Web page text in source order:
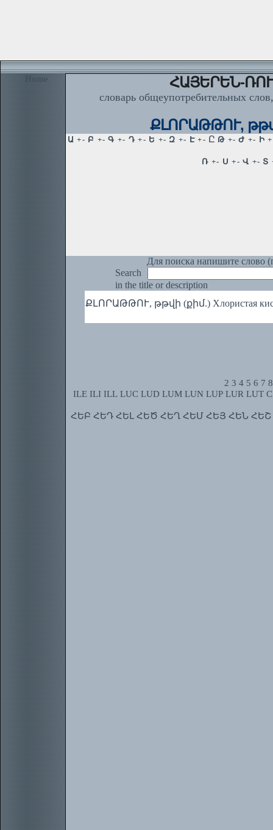
Home ՀԱՅԵՐԵՆ-
словарь общеупотребительных
ՔԼՈՐԱԹԹՈՒ,
Для поиска напишите слово
Search
in the title or description
ՔԼՈՐԱԹԹՈՒ, թթվի (քիմ.) Хлористая
2 3 4 5 6 7 8
ILE ILI ILL LUC LUD LUM LUN LUP LUR LUT
ՀԵԲ ՀԵԴ ՀԵԼ ՀԵԾ ՀԵՂ ՀԵՄ ՀԵՅ ՀԵՆ ՀԵՇ